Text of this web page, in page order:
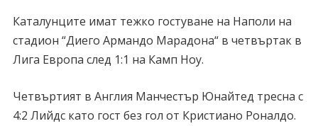
Каталунците имат тежко гостуване на Наполи на
стадион “Диего Армандо Марадона“ в четвъртак в
Лига Европа след 1:1 на Камп Ноу.
Четвъртият в Англия Манчестър Юнайтед тресна с
4:2 Лийдс като гост без гол от Кристиано Роналдо.